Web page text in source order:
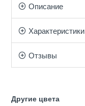
Описание
Характеристики
Отзывы
Другие цвета